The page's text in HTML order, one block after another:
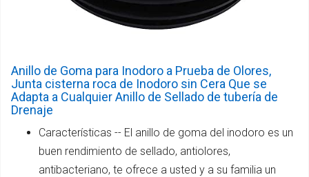
Anillo de Goma para Inodoro a Prueba de Olores,
Junta cisterna roca de Inodoro sin Cera Que se
Adapta a Cualquier Anillo de Sellado de tubería de
Drenaje
Características -- El anillo de goma del inodoro es un
buen rendimiento de sellado, antiolores,
antibacteriano, te ofrece a usted y a su familia un